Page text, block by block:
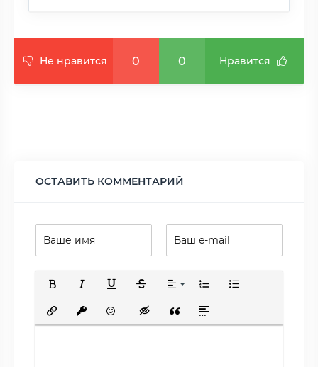
Не нравится 0 0 Нравится
ОСТАВИТЬ КОММЕНТАРИЙ
Вставить ссылку
Вставить защищенную ссылку
Вставить смайлик
Вставка скрытого текста
Вставка цитаты
Вставка спойлера